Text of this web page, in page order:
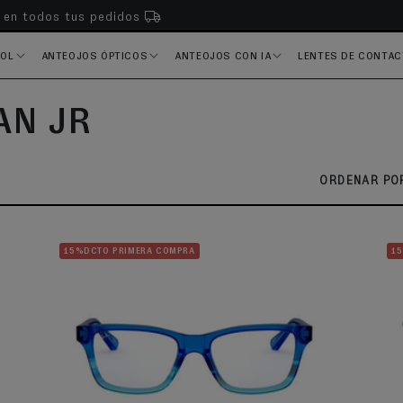
en todos tus pedidos
ANTEOJOS ÓPTICOS ANTEOJOS CON IA LENTES DE
JR
ORDENAR
15%DCTO PRIMERA COMPRA